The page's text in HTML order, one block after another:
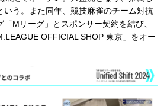
いう。また同年、競技麻雀のチーム対抗
Mリーグ」とスポンサー契約を結び、
OFFICIAL SHOP 東京」をオー